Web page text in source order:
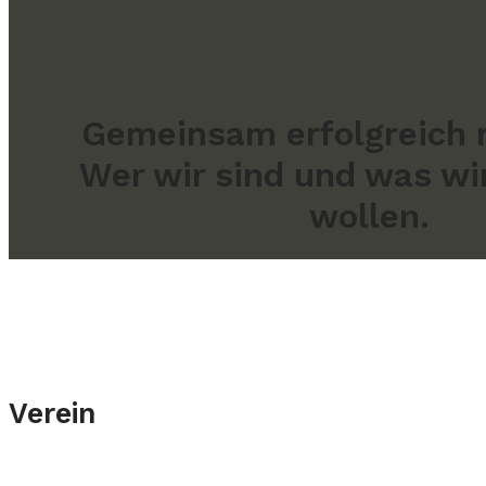
Ge­mein­sam er­folg­reich
Wer wir sind und was
wollen.
Verein